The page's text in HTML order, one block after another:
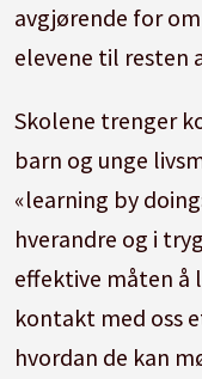
avgjørende for
elevene til resten
Skolene trenger
barn og unge
«learning by
hverandre og i
effektive måten å
kontakt med oss
hvordan de kan